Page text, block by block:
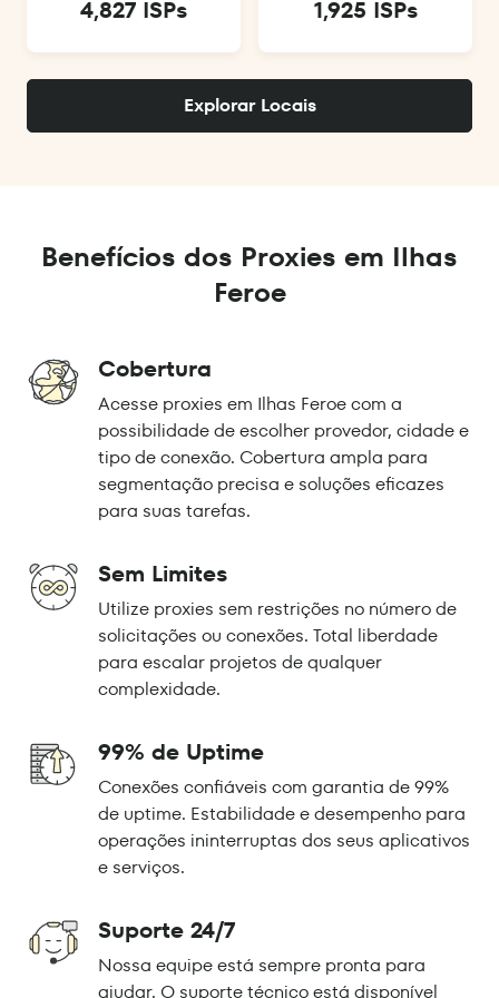
4,827 ISPs 1,925 ISPs
Explorar Locais
Benefícios dos Proxies em Ilhas
Feroe
Cobertura
Acesse proxies em Ilhas Feroe com a
possibilidade de escolher provedor, cidade e
tipo de conexão. Cobertura ampla para
segmentação precisa e soluções eficazes
para suas tarefas.
Sem Limites
Utilize proxies sem restrições no número de
solicitações ou conexões. Total liberdade
para escalar projetos de qualquer
complexidade.
99% de Uptime
Conexões confiáveis com garantia de 99%
de uptime. Estabilidade e desempenho para
operações ininterruptas dos seus aplicativos
e serviços.
Suporte 24/7
Nossa equipe está sempre pronta para
ajudar. O suporte técnico está disponível